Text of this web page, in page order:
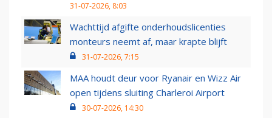
31-07-2026, 8:03
Wachttijd afgifte onderhoudslicenties
monteurs neemt af, maar krapte blijft
31-07-2026, 7:15
MAA houdt deur voor Ryanair en Wizz Air
open tijdens sluiting Charleroi Airport
30-07-2026, 14:30